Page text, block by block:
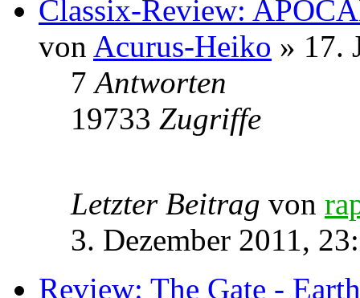
Classix-Review:
von Acurus-Heiko » 17.
7Antworten
19733 Zugriffe
Letzter Beitrag von
3. Dezember 2011,
Review: The Gate -